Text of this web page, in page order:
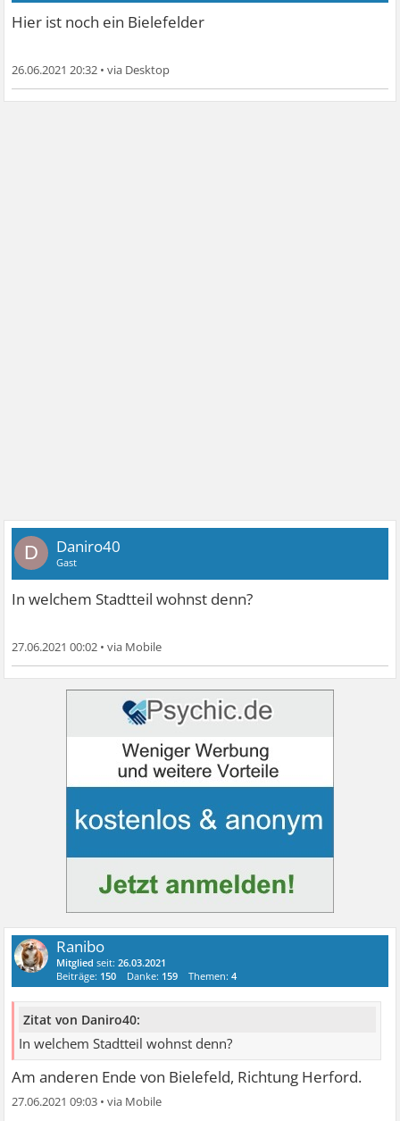
Hier ist noch ein Bielefelder
26.06.2021 20:32 •
D Daniro40
Gast
In welchem Stadtteil wohnst denn?
27.06.2021 00:02 •
Ranibo
Mitglied seit:26.03.2021
Beiträge: 150 Danke: 159 Themen:4
Zitat von Daniro40:
In welchem Stadtteil wohnst denn?
Am anderen Ende von Bielefeld, Richtung Herford.
27.06.2021 09:03 •